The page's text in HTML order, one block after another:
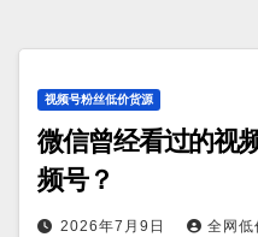
视频号粉丝低价货源
微信曾经看过的视
频号？
2026年7月9日 全网低